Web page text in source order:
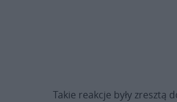
Takie reakcje były zresztą